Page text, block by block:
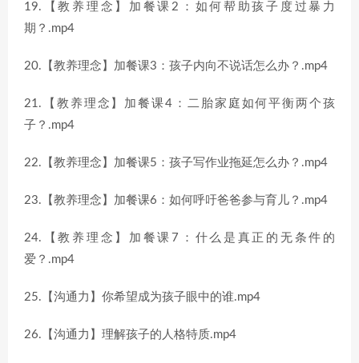
19.【教养理念】加餐课2：如何帮助孩子度过暴力
期？.mp4
20.【教养理念】加餐课3：孩子内向不说话怎么办？.mp4
21.【教养理念】加餐课4：二胎家庭如何平衡两个孩
子？.mp4
22.【教养理念】加餐课5：孩子写作业拖延怎么办？.mp4
23.【教养理念】加餐课6：如何呼吁爸爸参与育儿？.mp4
24.【教养理念】加餐课7：什么是真正的无条件的
爱？.mp4
25.【沟通力】你希望成为孩子眼中的谁.mp4
26.【沟通力】理解孩子的人格特质.mp4